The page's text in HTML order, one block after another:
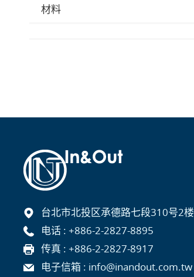
材料
台北市北投区承德路七段310号2楼
电话 : +886-2-2827-8895
传真 : +886-2-2827-8917
电子信箱 : info@inandout.com.tw